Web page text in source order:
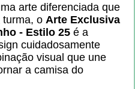
arte diferenciada que
turma, o Arte Exclusiva
- Estilo 25 é a
cuidadosamente
visual que une
a camisa do